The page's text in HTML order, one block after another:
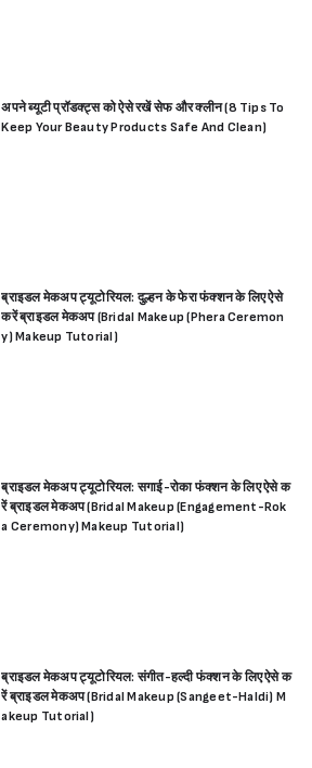
अपने ब्यूटी प्रॉडक्ट्स को ऐसे रखें सेफ और क्लीन (8 Tips To
Keep Your Beauty Products Safe And Clean)
ब्राइडल मेकअप ट्यूटोरियल: दुल्हन के फेरा फंक्शन के लिए ऐसे
करें ब्राइडल मेकअप (Bridal Makeup (Phera Ceremon
y) Makeup Tutorial)
ब्राइडल मेकअप ट्यूटोरियल: सगाई-रोका फंक्शन के लिए ऐसे क
रें ब्राइडल मेकअप (Bridal Makeup (Engagement-Rok
a Ceremony) Makeup Tutorial)
ब्राइडल मेकअप ट्यूटोरियल: संगीत-हल्दी फंक्शन के लिए ऐसे क
रें ब्राइडल मेकअप (Bridal Makeup (Sangeet-Haldi) M
akeup Tutorial)